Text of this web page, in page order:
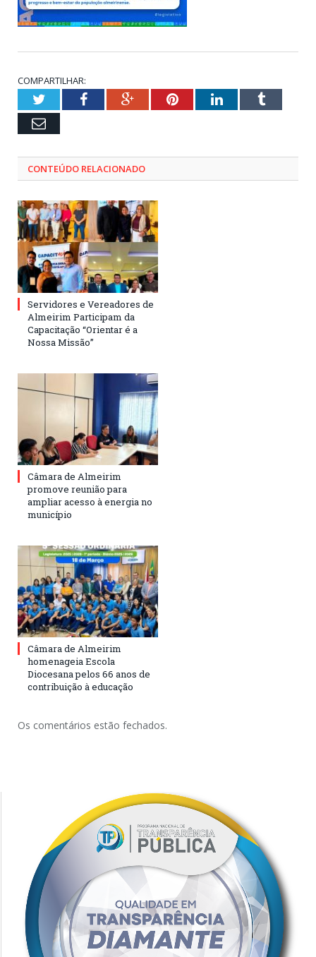
COMPARTILHAR:
TwitterFacebookGoogle+PinterestLinkedInTumblr
Email
CONTEÚDO RELACIONADO
Servidores e Vereadores de
Almeirim Participam da
Capacitação “Orientar é a
Nossa Missão”
Câmara de Almeirim
promove reunião para
ampliar acesso à energia no
município
Câmara de Almeirim
homenageia Escola
Diocesana pelos 66 anos de
contribuição à educação
Os comentários estão fechados.